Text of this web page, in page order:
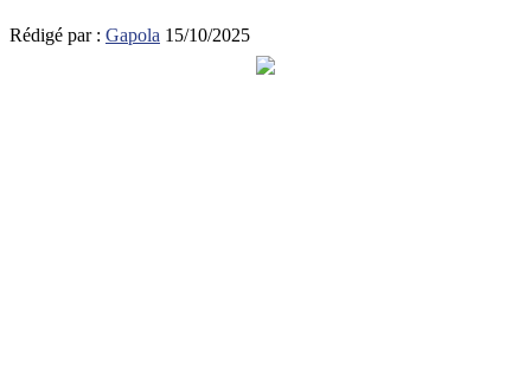
Rédigé par : Gapola 15/10/2025